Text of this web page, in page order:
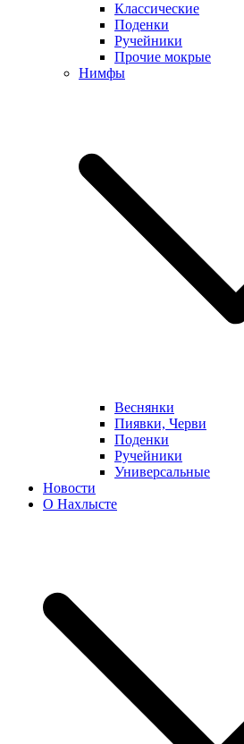
Классические
Поденки
Ручейники
Прочие мокрые
Нимфы
Веснянки
Пиявки, Черви
Поденки
Ручейники
Универсальные
Новости
О Нахлысте